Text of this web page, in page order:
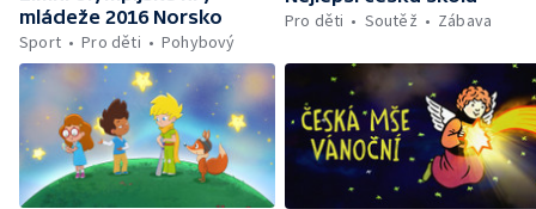
mládeže 2016 Norsko
Sport
Pro děti Pohybový
Pro děti
Soutěž Zábava